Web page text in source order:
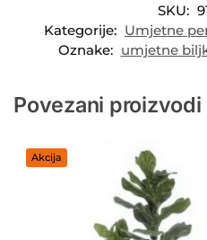
SKU:
Kategorije: Umjetne
Oznake: umjetne
Povezani proizvodi
Akcija